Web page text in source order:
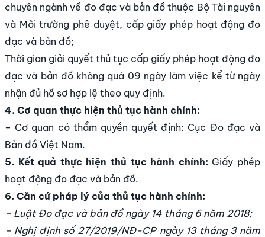
chuyên ngành về đo đạc và bản đồ thuộc Bộ Tài nguyên
và Môi trường phê duyệt, cấp giấy phép hoạt động đo
đạc và bản đồ;
Thời gian giải quyết thủ tục cấp giấy phép hoạt động đo
đạc và bản đồ không quá 09 ngày làm việc kể từ ngày
nhận đủ hồ sơ hợp lệ theo quy định.
4. Cơ quan thực hiện thủ tục hành chính:
– Cơ quan có thẩm quyền quyết định: Cục Đo đạc và
Bản đồ Việt Nam.
5. Kết quả thực hiện thủ tục hành chính: Giấy phép
hoạt động đo đạc và bản đồ.
6. Căn cứ pháp lý của thủ tục hành chính:
– Luật Đo đạc và bản đồ ngày 14 tháng 6 năm 2018;
– Nghị định số 27/2019/NĐ-CP ngày 13 tháng 3 năm